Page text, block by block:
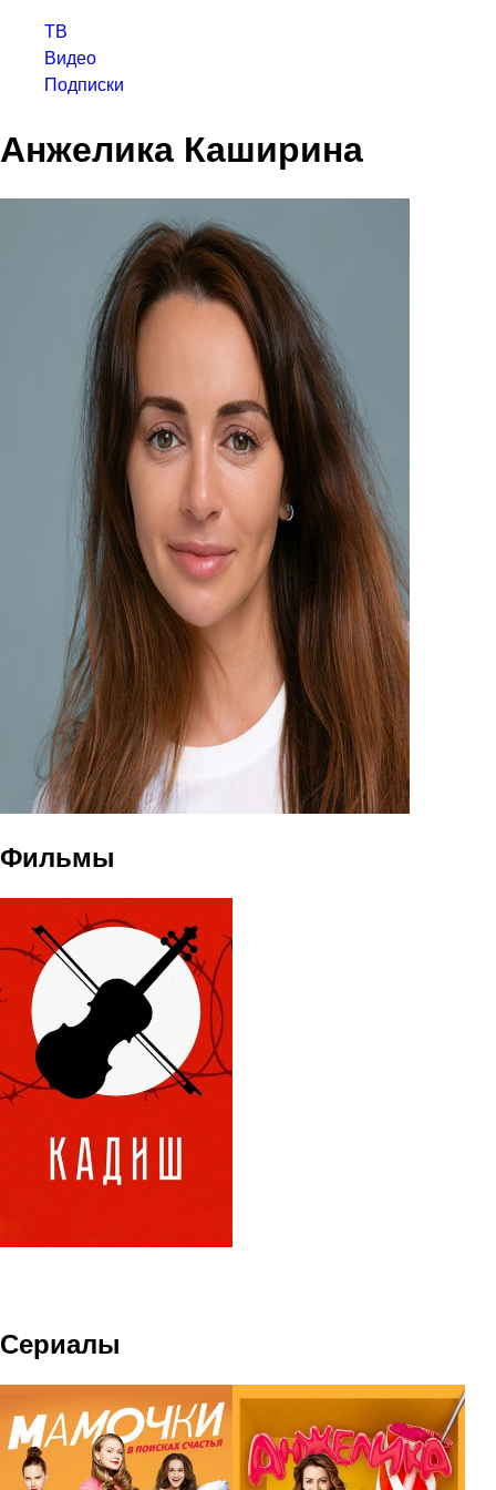
ТВ
Видео
Подписки
Анжелика Каширина
Фильмы
Сериалы